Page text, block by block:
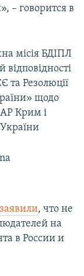
– говорится в
місія БДІПЛ
відповідності
та Резолюції
щодо
АР Крим і
заявили, что не
на
в России и